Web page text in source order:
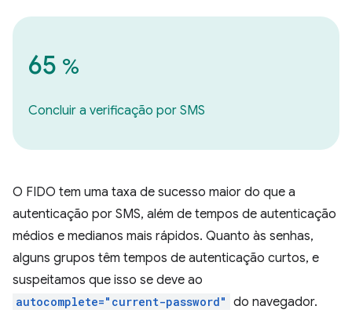
65 %
Concluir a verificação por SMS
O FIDO tem uma taxa de sucesso maior do que a
autenticação por SMS, além de tempos de autenticação
médios e medianos mais rápidos. Quanto às senhas,
alguns grupos têm tempos de autenticação curtos, e
suspeitamos que isso se deve ao
autocomplete="current-password" do navegador.